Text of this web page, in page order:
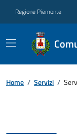
Regione Piemonte
Home / Servizi /